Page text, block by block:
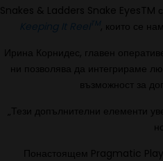
Snakes & Ladders Snake EyesTM
Keeping It ReelTM, които се
Ирина Корнидес, главен
ни позволява да интегрираме
възможност за
„Тези допълнителни елементи
Понастоящем Pragmatic Play